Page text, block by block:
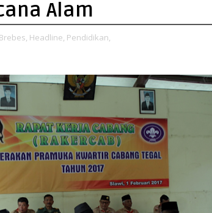
Alam
Brebes, Headline, Pendidikan,